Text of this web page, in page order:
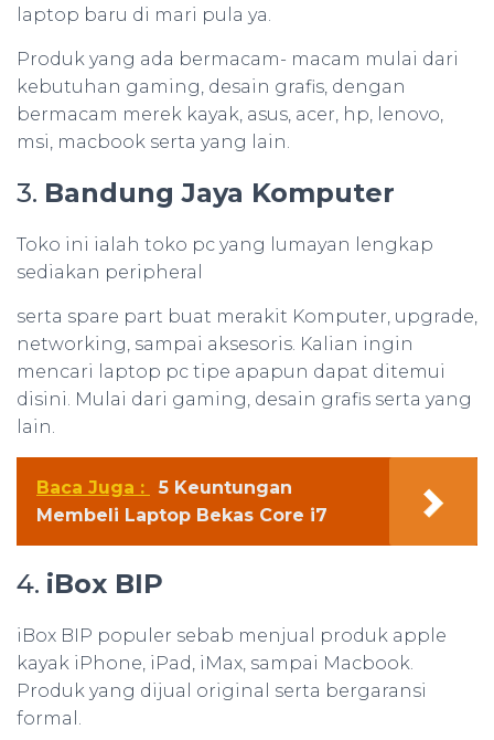
laptop baru di mari pula ya.
Produk yang ada bermacam- macam mulai dari
kebutuhan gaming, desain grafis, dengan
bermacam merek kayak, asus, acer, hp, lenovo,
msi, macbook serta yang lain.
3. Bandung Jaya Komputer
Toko ini ialah toko pc yang lumayan lengkap
sediakan peripheral
serta spare part buat merakit Komputer, upgrade,
networking, sampai aksesoris. Kalian ingin
mencari laptop pc tipe apapun dapat ditemui
disini. Mulai dari gaming, desain grafis serta yang
lain.
Baca Juga :
5 Keuntungan
Membeli Laptop Bekas Core i7
4. iBox BIP
iBox BIP populer sebab menjual produk apple
kayak iPhone, iPad, iMax, sampai Macbook.
Produk yang dijual original serta bergaransi
formal.